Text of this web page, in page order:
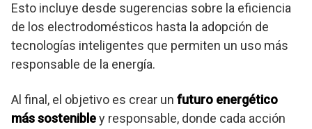
Esto incluye desde sugerencias sobre la eficiencia
de los electrodomésticos hasta la adopción de
tecnologías inteligentes que permiten un uso más
responsable de la energía.
Al final, el objetivo es crear un futuro energético
más sostenibley responsable, donde cada acción